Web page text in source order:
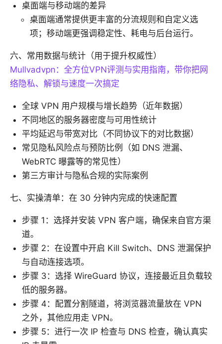
桌面端与移动端的差异
桌面端通常提供更丰富的分流规则和自定义选
项；移动端更强调稳定性、耗电与后台运行。
六、常用数据与统计（用于提升权威性）
Mullvadvpn：全方位VPN评测与实用指南，带你把网
络隐私、解锁与速度一次搞定
全球 VPN 用户规模与增长趋势（近年数据）
不同地区的服务器密度与可用性统计
平均延迟与带宽对比（不同协议下的对比数据）
常见隐私风险点与预防比例（如 DNS 泄漏、
WebRTC 曝露等的常见性）
第三方审计与隐私合规的实际案例
七、实操清单：在 30 分钟内完成的快速配置
步骤 1：选择并安装 VPN 客户端，确保来自官方渠
道。
步骤 2：在设置中开启 Kill Switch、DNS 泄漏保护
与自动连接选项。
步骤 3：选择 WireGuard 协议，连接最近且负载较
低的服务器。
步骤 4：配置分割隧道，将浏览器流量放在 VPN
之外，其他应用走 VPN。
步骤 5：进行一次 IP 检查与 DNS 检查，确认真实